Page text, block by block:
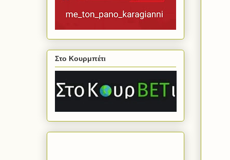
Στο Κουρμπέτι